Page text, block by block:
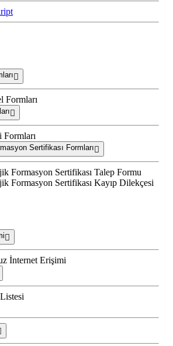
Formları
Formları
Sertifikası Formları
Formasyon Sertifikası Talep Formu
Formasyon Sertifikası Kayıp Dilekçesi
İnternet Erişimi